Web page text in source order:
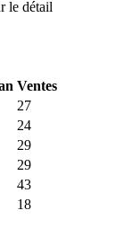
le détail
Ventes
27
24
29
29
43
18